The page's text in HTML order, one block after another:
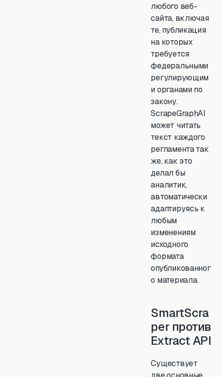
любого веб-
сайта, включая
те, публикация
на которых
требуется
федеральными
регулирующим
и органами по
закону.
ScrapeGraphAI
может читать
текст каждого
регламента так
же, как это
делал бы
аналитик,
автоматически
адаптируясь к
любым
изменениям
исходного
формата
опубликованног
о материала.
SmartScra
per против
Extract API
Существует